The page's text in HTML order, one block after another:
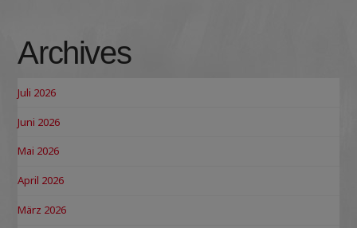
Archives
Juli 2026
Juni 2026
Mai 2026
April 2026
März 2026